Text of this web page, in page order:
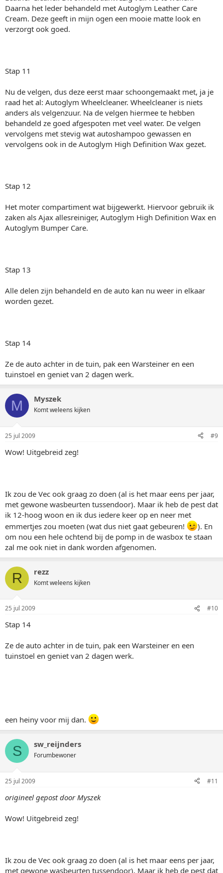
Daarna het leder behandeld met Autoglym Leather Care
Cream. Deze geeft in mijn ogen een mooie matte look en
verzorgt ook goed.
Stap 11
Nu de velgen, dus deze eerst maar schoongemaakt met, ja je
raad het al: Autoglym Wheelcleaner. Wheelcleaner is niets
anders als velgenzuur. Na de velgen hiermee te hebben
behandeld ze goed afgespoten met veel water. De velgen
vervolgens met stevig wat autoshampoo gewassen en
vervolgens ook in de Autoglym High Definition Wax gezet.
Stap 12
Het moter compartiment wat bijgewerkt. Hiervoor gebruik ik
zaken als Ajax allesreiniger, Autoglym High Definition Wax en
Autoglym Bumper Care.
Stap 13
Alle delen zijn behandeld en de auto kan nu weer in elkaar
worden gezet.
Stap 14
Ze de auto achter in de tuin, pak een Warsteiner en een
tuinstoel en geniet van 2 dagen werk.
M Myszek
Komt weleens kijken
25 jul 2009 #9
Wow! Uitgebreid zeg!
Ik zou de Vec ook graag zo doen (al is het maar eens per jaar,
met gewone wasbeurten tussendoor). Maar ik heb de pest dat
ik 12-hoog woon en ik dus iedere keer op en neer met
emmertjes zou moeten (wat dus niet gaat gebeuren!
). En
om nou een hele ochtend bij de pomp in de wasbox te staan
zal me ook niet in dank worden afgenomen.
R rezz
Komt weleens kijken
25 jul 2009 #10
Stap 14
Ze de auto achter in de tuin, pak een Warsteiner en een
tuinstoel en geniet van 2 dagen werk.
een heiny voor mij dan.
S sw_reijnders
Forumbewoner
25 jul 2009 #11
origineel gepost door Myszek
Wow! Uitgebreid zeg!
Ik zou de Vec ook graag zo doen (al is het maar eens per jaar,
met gewone wasbeurten tussendoor). Maar ik heb de pest dat